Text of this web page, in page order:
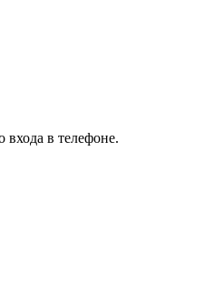
входа в телефоне.